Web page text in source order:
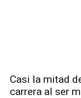
Casi la mitad
carrera al ser